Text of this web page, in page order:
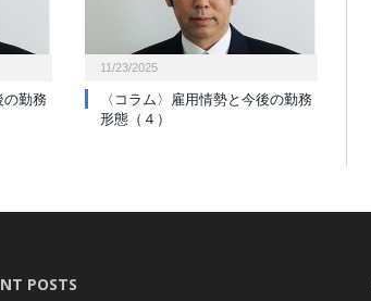
の勤務
11/23/2025
〈コラム〉雇用情勢と今後の勤務
形態（４）
POSTS